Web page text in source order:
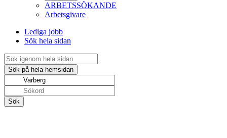
ARBETSSÖKANDE
Arbetsgivare
Lediga jobb
Sök hela sidan